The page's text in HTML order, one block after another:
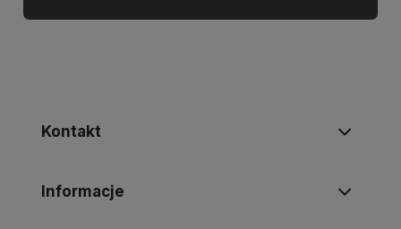
Kontakt
Informacje